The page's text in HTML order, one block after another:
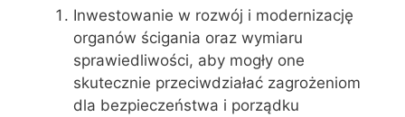
Inwestowanie w rozwój i modernizację
organów ścigania oraz wymiaru
sprawiedliwości, aby mogły one
skutecznie przeciwdziałać zagrożeniom
dla bezpieczeństwa i porządku